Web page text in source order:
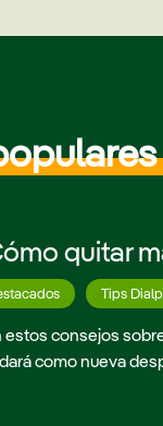
quitar
Tips
estos consejos
como nueva